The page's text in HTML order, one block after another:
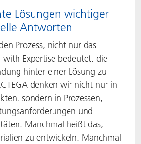
Lösungen wichtiger
Antworten
Prozess, nicht nur das
with Expertise bedeutet, die
hinter einer Lösung zu
denken wir nicht nur in
sondern in Prozessen,
und
Manchmal heißt das,
zu entwickeln. Manchmal